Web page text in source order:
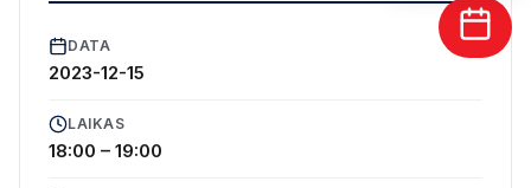
DATA
2023-12-15
LAIKAS
18:00 – 19:00